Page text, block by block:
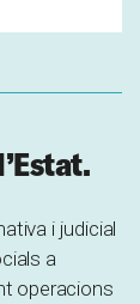
i judicial
a
operacions